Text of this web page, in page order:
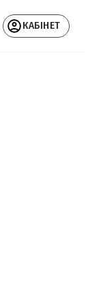
КАБІНЕТ